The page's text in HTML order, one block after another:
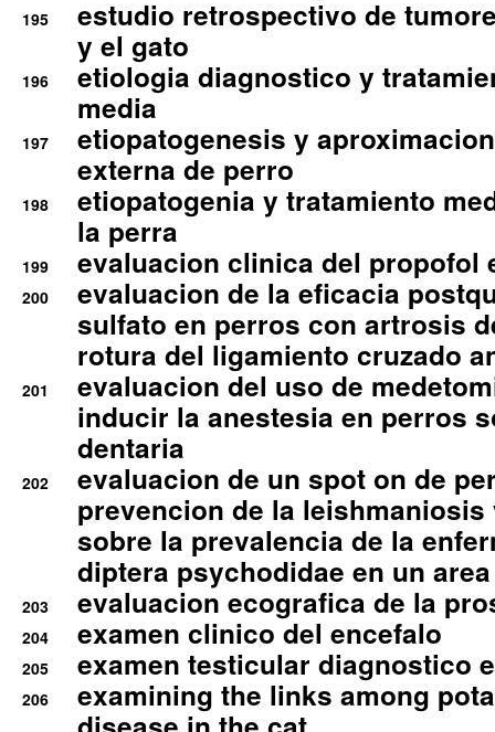
195
estudio retrospectivo de
y el gato
196
etiologia diagnostico y
media
197
etiopatogenesis y
externa de perro
198
etiopatogenia y tratamiento
la perra
199 evaluacion clinica del propofol
200
evaluacion de la eficacia
sulfato en perros con artrosis
rotura del ligamiento cruzado
201
evaluacion del uso de
inducir la anestesia en perros
dentaria
202
evaluacion de un spot on de
prevencion de la
sobre la prevalencia de la
diptera psychodidae en un
203 evaluacion ecografica de la
204 examen clinico del encefalo
205 examen testicular diagnostico
206
examining the links among